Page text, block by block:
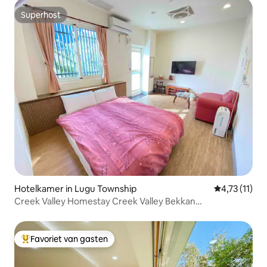
Superhost
Superhost
Hotelkamer in Lugu Township Gemiddelde
4,73 (11)
Creek Valley Homestay Creek Valley Bekkan
Topfavoriet van gasten
Favoriet van gasten